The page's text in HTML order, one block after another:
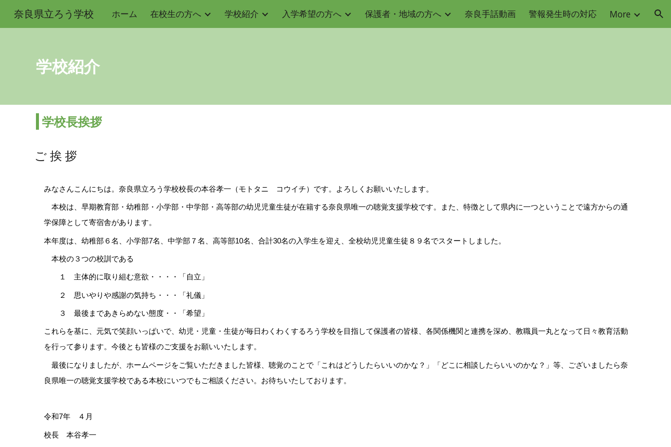
Skip to main content Skip to navigation
奈良県立ろう学校 ホーム 在校生の方へ 学校紹介 入学希望の方へ 保護者・地域の方へ 奈良手話動画 警報発生時の対応 More
学校紹介
学校長挨拶
ご 挨 拶
みなさんこんにちは。奈良県立ろう学校校長の本谷孝一（モトタニ コウイチ）です。よろしくお願いいたします。
本校は、早期教育部・幼稚部・小学部・中学部・高等部の幼児児童生徒が在籍する奈良県唯一の聴覚支援学校です。また、特徴として県内に一つということで遠方からの通
学保障として寄宿舎があります。
本年度は、幼稚部６名、小学部7名、中学部７名、高等部10名、合計30名の入学生を迎え、全校幼児児童生徒８９名でスタートしました。
本校の３つの校訓である
１ 主体的に取り組む意欲・・・・「自立」
２ 思いやりや感謝の気持ち・・・「礼儀」
３ 最後まであきらめない態度・・「希望」
これらを基に、元気で笑顔いっぱいで、幼児・児童・生徒が毎日わくわくするろう学校を目指して保護者の皆様、各関係機関と連携を深め、教職員一丸となって日々教育活動
を行って参ります。今後とも皆様のご支援をお願いいたします。
最後になりましたが、ホームページをご覧いただきました皆様、聴覚のことで「これはどうしたらいいのかな？」「どこに相談したらいいのかな？」等、ございましたら奈
良県唯一の聴覚支援学校である本校にいつでもご相談ください。お待ちいたしております。
令和7年 ４月
校長 本谷孝一